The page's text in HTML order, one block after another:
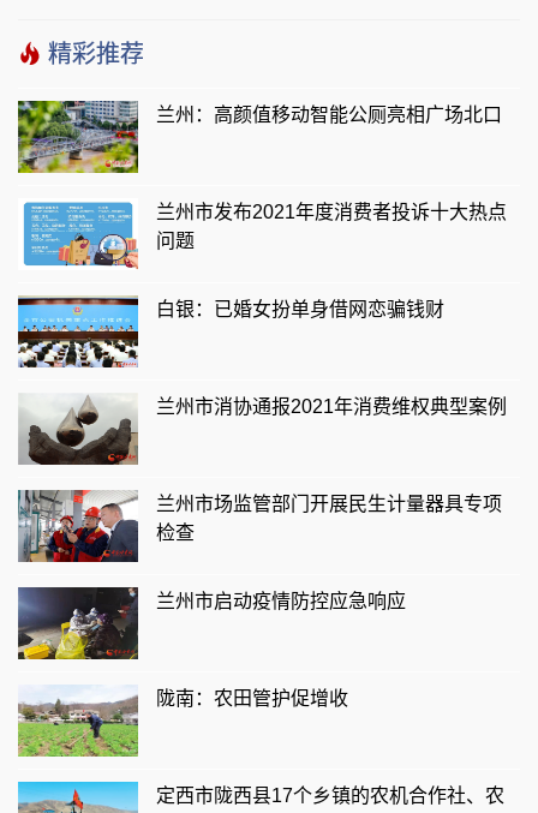
精彩推荐
兰州：高颜值移动智能公厕亮相广场北口
兰州市发布2021年度消费者投诉十大热点
问题
白银：已婚女扮单身借网恋骗钱财
兰州市消协通报2021年消费维权典型案例
兰州市场监管部门开展民生计量器具专项
检查
兰州市启动疫情防控应急响应
陇南：农田管护促增收
定西市陇西县17个乡镇的农机合作社、农